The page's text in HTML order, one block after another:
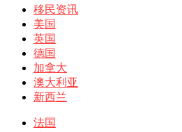
移民资讯
美国
英国
德国
加拿大
澳大利亚
新西兰
法国